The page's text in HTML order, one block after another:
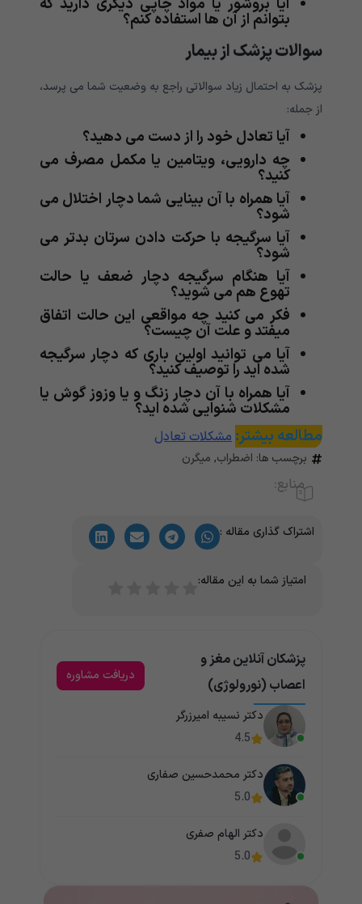
آیا بروشور یا مواد چاپی دیگری دارید که
بتوانم از آن ها استفاده کنم؟
سوالات پزشک از بیمار
پزشک به احتمال زیاد سوالاتی راجع به وضعیت شما می پرسد،
از جمله:
آیا تعادل خود را از دست می دهید؟
چه دارویی، ویتامین یا مکمل مصرف می
کنید؟
آیا همراه با آن بینایی شما دچار اختلال می
شود؟
آیا سرگیجه با حرکت دادن سرتان بدتر می
شود؟
آیا هنگام سرگیجه دچار ضعف یا حالت
تهوع هم می شوید؟
فکر می کنید چه مواقعی این حالت اتفاق
میفتد و علت آن چیست؟
آیا می توانید اولین باری که دچار سرگیجه
شده اید را توصیف کنید؟
آیا همراه با آن دچار زنگ و یا وزوز گوش یا
مشکلات شنوایی شده اید؟
مطالعه بیشتر: مشکلات تعادل
برچسب ها: اضطراب, میگرن
منابع:
اشتراک گذاری مقاله :
امتیاز شما به این مقاله:
پزشکان آنلاین مغز و
اعصاب (نورولوژی)
دریافت مشاوره
دکتر نسیبه امیرزرگر
4.5
دکتر محمدحسین صفاری
5.0
دکتر الهام صفری
5.0